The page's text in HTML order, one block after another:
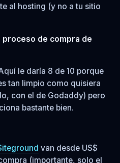
al hosting (y no a tu sitio
proceso de compra de
le daría 8 de 10 porque
tan limpio como quisiera
con el de Godaddy) pero
bastante bien.
van desde US$
(importante, solo el